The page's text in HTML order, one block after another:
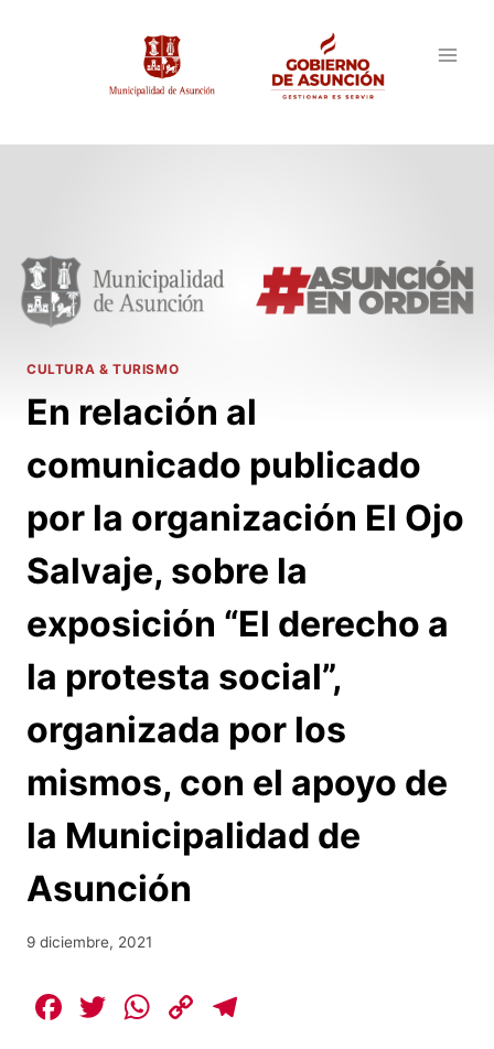
CULTURA & TURISMO
En relación al
comunicado publicado
por la organización El Ojo
Salvaje, sobre la
exposición “El derecho a
la protesta social”,
organizada por los
mismos, con el apoyo de
la Municipalidad de
Asunción
9 diciembre, 2021
F
T
W C